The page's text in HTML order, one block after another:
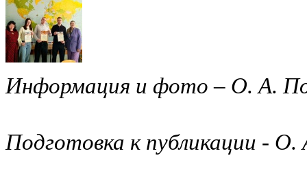
Информация и фото – О. А.
Подготовка к публикации - О.